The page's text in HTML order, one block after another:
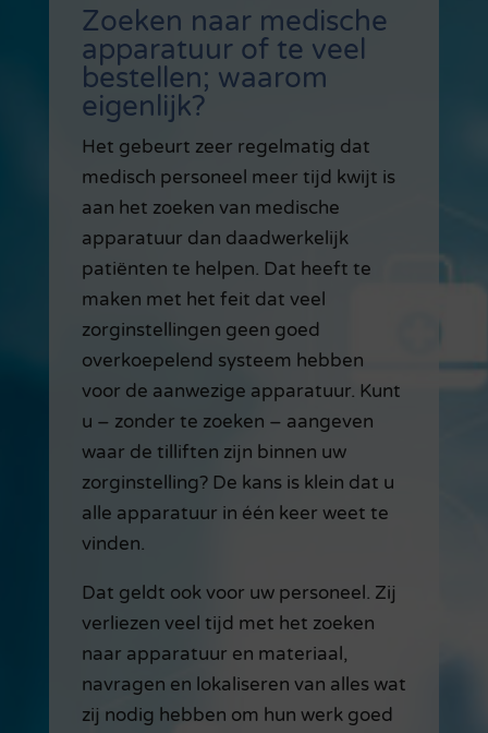
Zoeken naar medische
apparatuur of te veel
bestellen; waarom
eigenlijk?
Het gebeurt zeer regelmatig dat
medisch personeel meer tijd kwijt is
aan het zoeken van medische
apparatuur dan daadwerkelijk
patiënten te helpen. Dat heeft te
maken met het feit dat veel
zorginstellingen geen goed
overkoepelend systeem hebben
voor de aanwezige apparatuur. Kunt
u – zonder te zoeken – aangeven
waar de tilliften zijn binnen uw
zorginstelling? De kans is klein dat u
alle apparatuur in één keer weet te
vinden.
Dat geldt ook voor uw personeel. Zij
verliezen veel tijd met het zoeken
naar apparatuur en materiaal,
navragen en lokaliseren van alles wat
zij nodig hebben om hun werk goed